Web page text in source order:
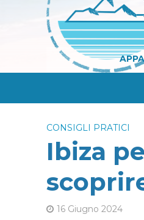
CONSIGLI PRATICI
Ibiza
16 Giugno 2024